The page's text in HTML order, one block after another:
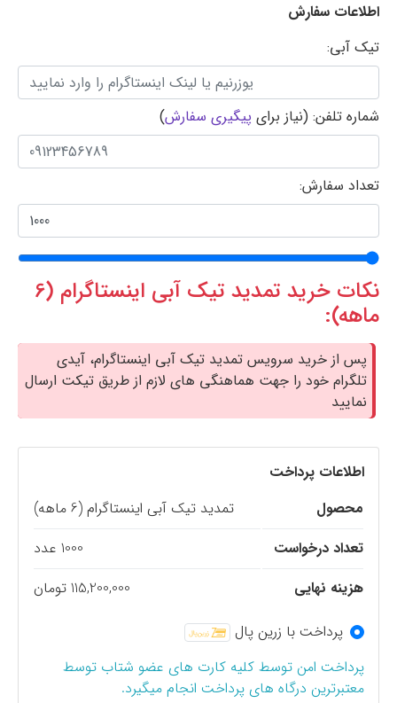
اطلاعات سفارش
تیک آبی:
شماره تلفن: (نیاز برای پیگیری سفارش)
تعداد سفارش:
نکات خرید تمدید تیک آبی اینستاگرام (6
ماهه):
پس از خرید سرویس تمدید تیک آبی اینستاگرام، آیدی
تلگرام خود را جهت هماهنگی های لازم از طریق تیکت ارسال
نمایید
اطلاعات پرداخت
محصول
تمدید تیک آبی اینستاگرام (6 ماهه)
تعداد درخواست
1000 عدد
هزینه نهایی
115,200,000 تومان
پرداخت با زرین پال
پرداخت امن توسط کلیه کارت های عضو شتاب توسط
معتبرترین درگاه های پرداخت انجام میگیرد.